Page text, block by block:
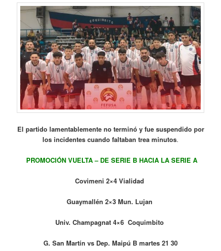
El partido lamentablemente no terminó y fue suspendido por
los incidentes cuando faltaban trea minutos.
PROMOCIÓN VUELTA – DE SERIE B HACIA LA SERIE A
Covimeni 2×4 Vialidad
Guaymallén 2×3 Mun. Lujan
Univ. Champagnat 4×6 Coquimbito
G. San Martín vs Dep. Maipú B martes 21 30